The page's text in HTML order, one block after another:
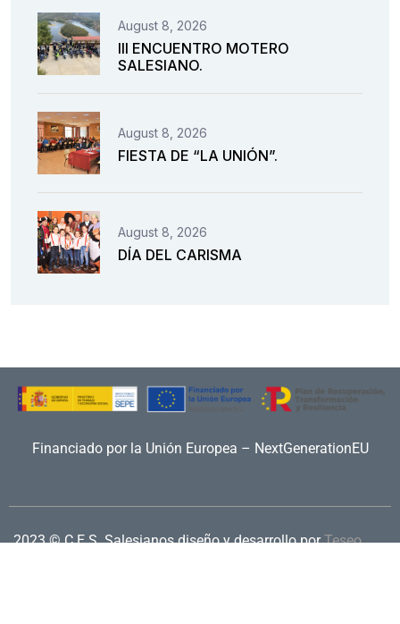
August 8, 2026
III ENCUENTRO MOTERO
SALESIANO.
August 8, 2026
FIESTA DE “LA UNIÓN”.
August 8, 2026
DÍA DEL CARISMA
Financiado por la Unión Europea – NextGenerationEU
2023 © C.E.S. Salesianosdiseño y desarrollo por Teseo